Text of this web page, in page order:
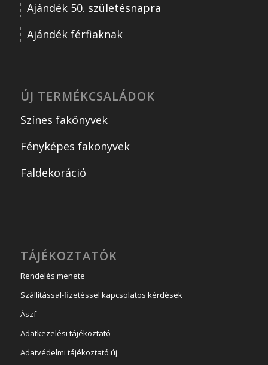
Ajándék 50. születésnapra
Ajándék férfiaknak
ÚJ TERMÉKCSALÁDOK
Színes fakönyvek
Fényképes fakönyvek
Faldekoráció
TÁJÉKOZTATÓK
Rendelés menete
Szállítással-fizetéssel kapcsolatos kérdések
Ászf
Adatkezelési tájékoztató
Adatvédelmi tájékoztató új